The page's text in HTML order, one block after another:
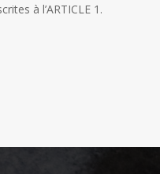
à l’ARTICLE 1.